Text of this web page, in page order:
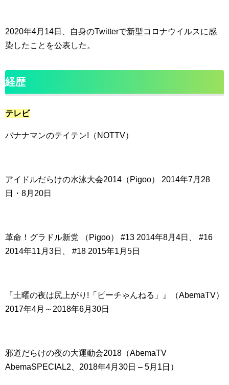
2020年4月14日、自身のTwitterで新型コロナウイルスに感
染したことを公表した。
経歴
テレビ
バナナマンのテイテン!（NOTTV）
アイドルだらけの水泳大会2014（Pigoo） 2014年7月28
日・8月20日
革命！グラドル新党 （Pigoo） #13 2014年8月4日、 #16
2014年11月3日、 #18 2015年1月5日
『土曜の夜は尻上がり!「ピーチゃんねる」』（AbemaTV）
2017年4月～2018年6月30日
邪道だらけの夜の大運動会2018（AbemaTV
AbemaSPECIAL2、2018年4月30日 – 5月1日）